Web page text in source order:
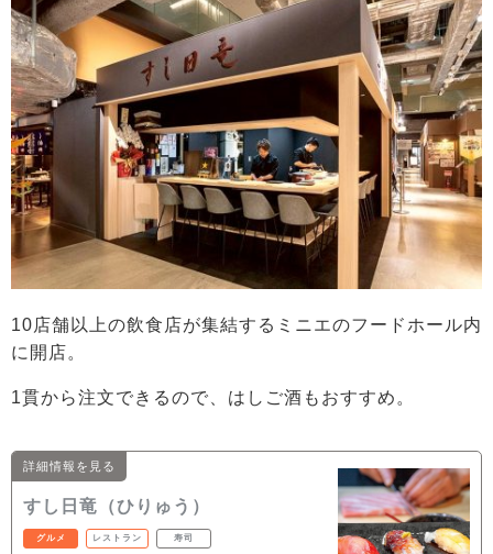
10店舗以上の飲食店が集結するミニエのフードホール内
に開店。
1貫から注文できるので、はしご酒もおすすめ。